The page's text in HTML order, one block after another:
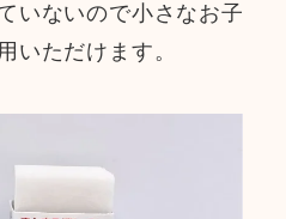
いないので小さなお子
いただけます。